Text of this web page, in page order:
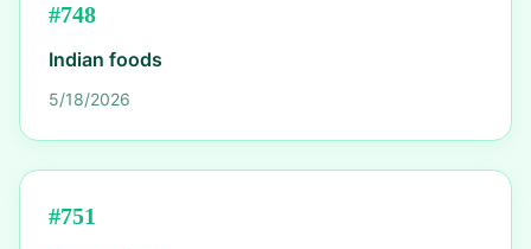
#748
Indian foods
5/18/2026
#751